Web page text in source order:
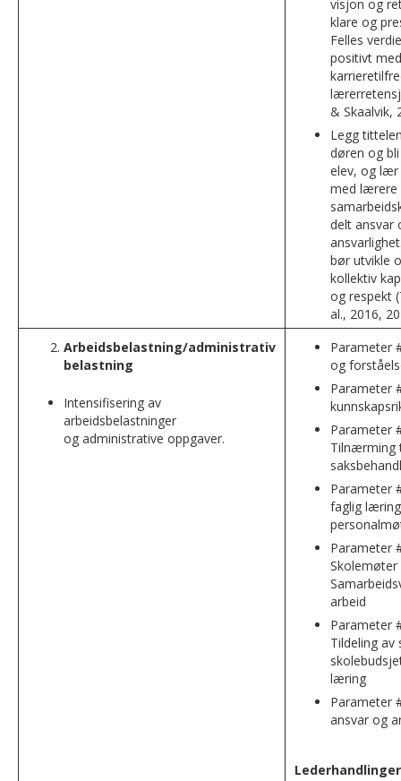
visjon og
klare og
Felles
positivt med
& Skaalvik,
Legg
døren og
elev, og lær
med lærere
delt ansvar
bør utvikle
kollektiv
og respekt
al., 2016,
Arbeidsbelastning/administrativ
belastning
Intensifisering av
arbeidsbelastninger
og administrative oppgaver.
Parameter
og
Parameter
Parameter
Tilnærming
Parameter
faglig
Parameter
Skolemøter
arbeid
Parameter
Tildeling av
læring
Parameter
ansvar og